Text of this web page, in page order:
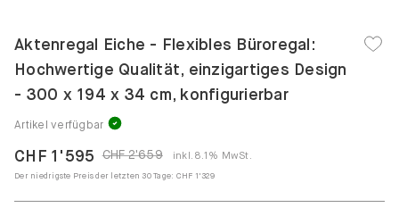
Aktenregal Eiche - Flexibles Büroregal:
Hochwertige Qualität, einzigartiges Design
- 300 x 194 x 34 cm, konfigurierbar
Artikel verfügbar
CHF 2'659
CHF 1'595 inkl. 8.1% MwSt.
Der niedrigste Preis der letzten 30 Tage: CHF 1'329